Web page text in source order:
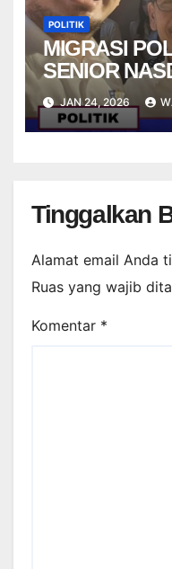
POLITIK
MIGRASI
SENIOR
JAN 24, 2026
Tinggalkan
Alamat email Anda
Ruas yang wajib
Komentar *